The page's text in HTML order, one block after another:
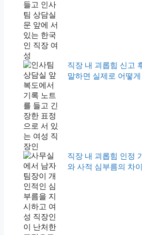
직장 내 괴롭힘 신고
말하면 실제로 어떻
직장 내 괴롭힘 인정
와 사적 심부름의 차이